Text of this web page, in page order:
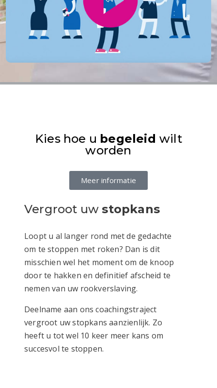
Kies hoe u begeleidwilt
worden
Meer informatie
Vergroot uwstopkans
Loopt u al langer rond met de gedachte
om te stoppen met roken? Dan is dit
misschien wel het moment om de knoop
door te hakken en definitief afscheid te
nemen van uw rookverslaving.
Deelname aan ons coachingstraject
vergroot uw stopkans aanzienlijk. Zo
heeft u tot wel 10 keer meer kans om
succesvol te stoppen.